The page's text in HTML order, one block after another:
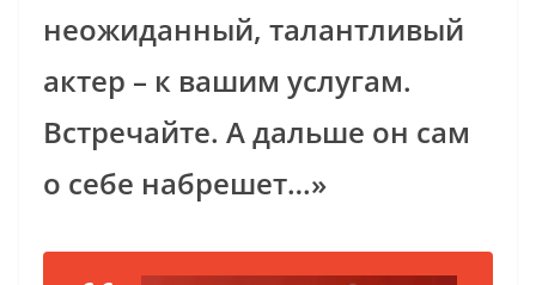
неожиданный, талантливый
актер – к вашим услугам.
Встречайте. А дальше он сам
о себе набрешет…»